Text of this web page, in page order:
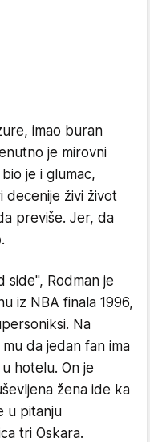
imao buran
je mirovni
bio je i glumac,
decenije živi život
previše. Jer, da
.
side", Rodman je
iz NBA finala 1996,
Na
da jedan fan ima
hotelu. On je
žena ide ka
u pitanju
tri Oskara.